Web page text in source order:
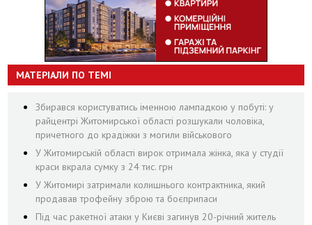
МАТЕРІАЛИ ПО ТЕМІ
Збирався користуватись іменною лампадкою у побуті: у
райцентрі Житомирської області розшукали чоловіка,
причетного до крадіжки з могили військового
У Житомирській області вирок отримала жінка, яка у студії
краси вкрала сумку з 24 тис. грн
У Житомирі затримали колишнього контрактника, який
продавав трофейну зброю та боєприпаси
Під час ракетної атаки у Києві загинув 20-річний житель